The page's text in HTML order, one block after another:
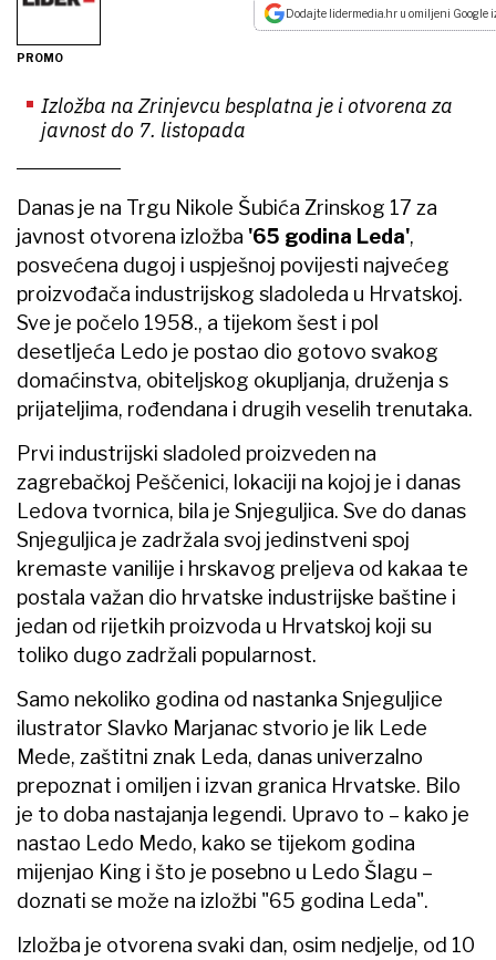
PROMO
Dodajte lidermedia.hr u omiljeni Google
Izložba na Zrinjevcu besplatna je i otvorena za
javnost do 7. listopada
Danas je na Trgu Nikole Šubića Zrinskog 17 za
javnost otvorena izložba '65 godina Leda',
posvećena dugoj i uspješnoj povijesti najvećeg
proizvođača industrijskog sladoleda u Hrvatskoj.
Sve je počelo 1958., a tijekom šest i pol
desetljeća Ledo je postao dio gotovo svakog
domaćinstva, obiteljskog okupljanja, druženja s
prijateljima, rođendana i drugih veselih trenutaka.
Prvi industrijski sladoled proizveden na
zagrebačkoj Peščenici, lokaciji na kojoj je i danas
Ledova tvornica, bila je Snjeguljica. Sve do danas
Snjeguljica je zadržala svoj jedinstveni spoj
kremaste vanilije i hrskavog preljeva od kakaa te
postala važan dio hrvatske industrijske baštine i
jedan od rijetkih proizvoda u Hrvatskoj koji su
toliko dugo zadržali popularnost.
Samo nekoliko godina od nastanka Snjeguljice
ilustrator Slavko Marjanac stvorio je lik Lede
Mede, zaštitni znak Leda, danas univerzalno
prepoznat i omiljen i izvan granica Hrvatske. Bilo
je to doba nastajanja legendi. Upravo to – kako je
nastao Ledo Medo, kako se tijekom godina
mijenjao King i što je posebno u Ledo Šlagu –
doznati se može na izložbi "65 godina Leda".
Izložba je otvorena svaki dan, osim nedjelje, od 10